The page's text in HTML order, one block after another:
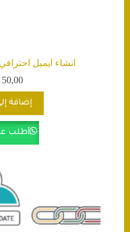
انشاء ايميل
50,00
إضافة
أطلب